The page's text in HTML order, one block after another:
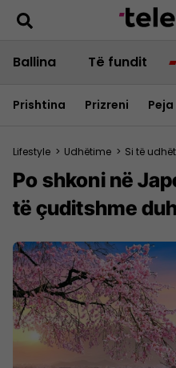
Ballina Të fundit
Prishtina Prizreni Peja
Lifestyle > Udhëtime > Si të
Po shkoni në
të çuditshme